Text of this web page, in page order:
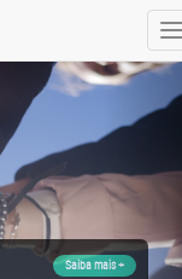
Saiba mais +